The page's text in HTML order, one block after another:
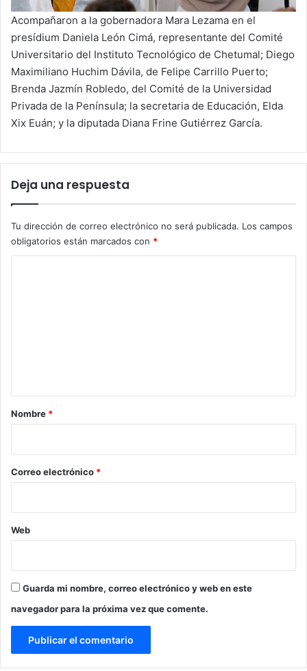
Acompañaron a la gobernadora Mara Lezama en el
presídium Daniela León Cimá, representante del Comité
Universitario del Instituto Tecnológico de Chetumal; Diego
Maximiliano Huchim Dávila, de Felipe Carrillo Puerto;
Brenda Jazmín Robledo, del Comité de la Universidad
Privada de la Península; la secretaria de Educación, Elda
Xix Euán; y la diputada Diana Frine Gutiérrez García.
Deja una respuesta
Tu dirección de correo electrónico no será publicada. Los campos
obligatorios están marcados con *
r
*
Nombre *
Correo electrónico *
Web
Guarda mi nombre, correo electrónico y web en este
navegador para la próxima vez que comente.